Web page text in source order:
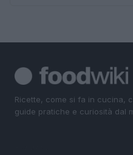
Ricette, come si fa in cucina,
guide pratiche e curiosità dal